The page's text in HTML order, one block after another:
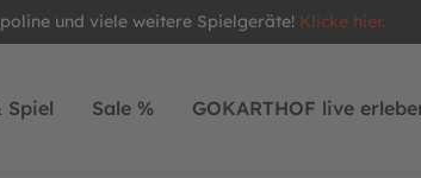
und viele weitere Spielgeräte! Klicke hier.
Spiel Sale % GOKARTHOF live